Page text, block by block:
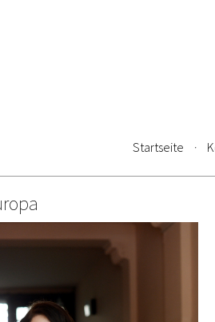
Startseite